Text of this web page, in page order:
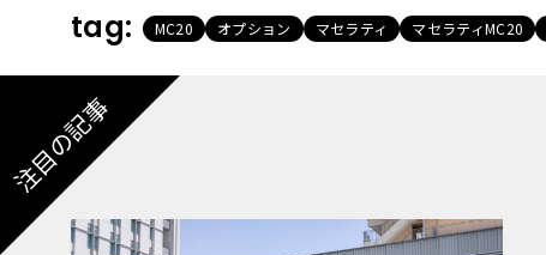
tag: MC20 オプション マセラティ マセラティMC20
注目の記事